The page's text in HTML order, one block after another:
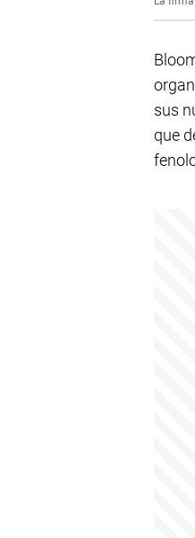
sus
que